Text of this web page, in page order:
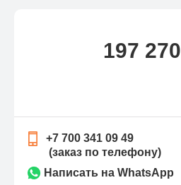
197 270
+7 700 341 09 49
(заказ по телефону)
Написать на WhatsApp